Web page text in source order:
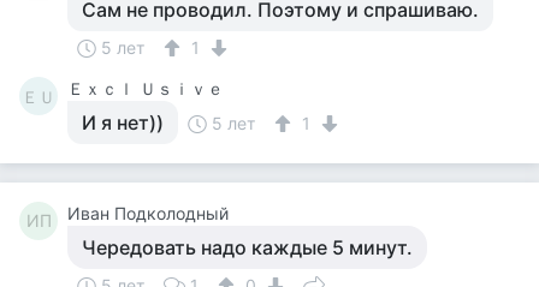
Сам не проводил. Поэтому и спрашиваю.
5 лет 1
ＥＵ Ｅｘｃｌ Ｕｓｉｖｅ
И я нет)) 5 лет 1
ИП Иван Подколодный
Чередовать надо каждые 5 минут.